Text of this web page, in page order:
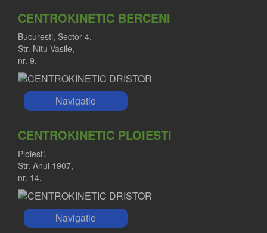
CENTROKINETIC BERCENI
Bucuresti, Sector 4,
Str. Nitu Vasile,
nr. 9.
Navigatie
CENTROKINETIC PLOIESTI
Ploiesti,
Str. Anul 1907,
nr. 14.
Navigatie